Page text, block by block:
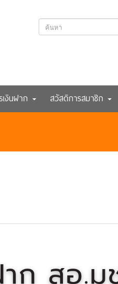
งินฝาก สวัสดิการสมาชิก